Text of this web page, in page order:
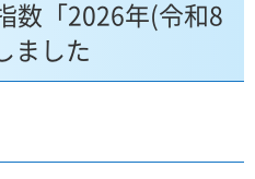
数「2026年(令和8
ました